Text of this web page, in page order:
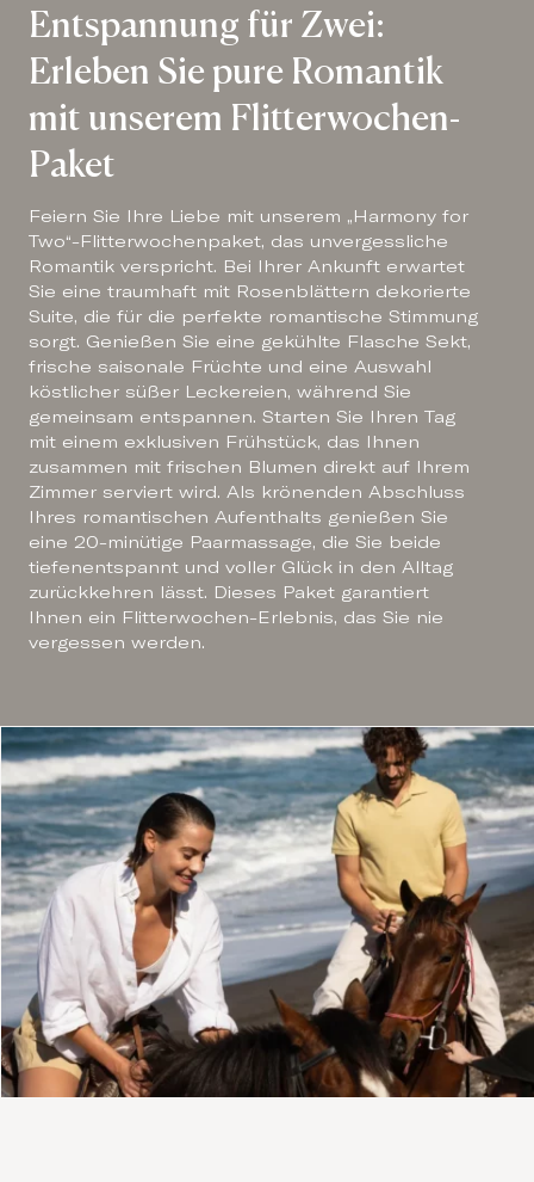
Entspannung für Zwei:
Erleben Sie pure Romantik
mit unserem Flitterwochen-
Paket
Feiern Sie Ihre Liebe mit unserem „Harmony for
Two“-Flitterwochenpaket, das unvergessliche
Romantik verspricht. Bei Ihrer Ankunft erwartet
Sie eine traumhaft mit Rosenblättern dekorierte
Suite, die für die perfekte romantische Stimmung
sorgt. Genießen Sie eine gekühlte Flasche Sekt,
frische saisonale Früchte und eine Auswahl
köstlicher süßer Leckereien, während Sie
gemeinsam entspannen. Starten Sie Ihren Tag
mit einem exklusiven Frühstück, das Ihnen
zusammen mit frischen Blumen direkt auf Ihrem
Zimmer serviert wird. Als krönenden Abschluss
Ihres romantischen Aufenthalts genießen Sie
eine 20-minütige Paarmassage, die Sie beide
tiefenentspannt und voller Glück in den Alltag
zurückkehren lässt. Dieses Paket garantiert
Ihnen ein Flitterwochen-Erlebnis, das Sie nie
vergessen werden.